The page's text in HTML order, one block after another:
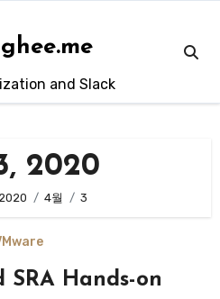
and Slack
2020
2020 4월 3
SRA Hands-on